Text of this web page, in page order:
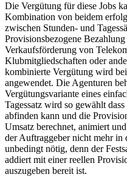
Die Vergütung für diese Jobs
Kombination von beidem
zwischen Stunden- und
Provisionsbezogene
Verkaufsförderung von
Klubmitgliedschaften oder
kombinierte Vergütung wird
angewendet. Die Agenturen
Vergütungsvariante eines
Tagessatz wird so gewählt
abfinden kann und die
Umsatz berechnet, animiert
der Auftraggeber nicht mehr in
unbedingt nötig, denn der
addiert mit einer reellen
auszugeben bereit ist.